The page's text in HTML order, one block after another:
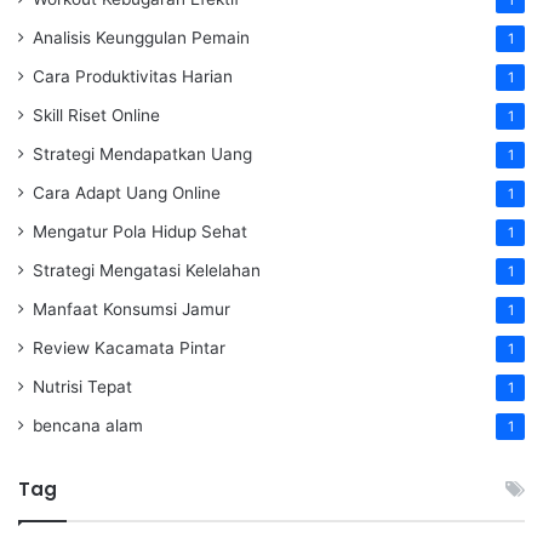
Analisis Keunggulan Pemain 1
Cara Produktivitas Harian 1
Skill Riset Online 1
Strategi Mendapatkan Uang 1
Cara Adapt Uang Online 1
Mengatur Pola Hidup Sehat 1
Strategi Mengatasi Kelelahan 1
Manfaat Konsumsi Jamur 1
Review Kacamata Pintar 1
Nutrisi Tepat 1
bencana alam 1
Tag